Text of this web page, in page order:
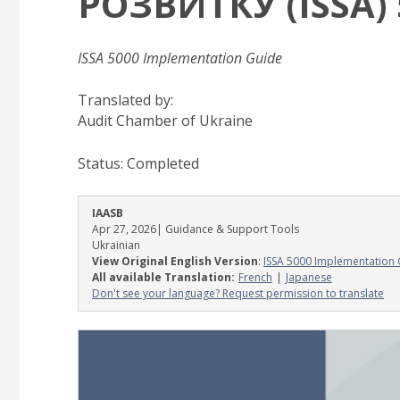
ISSA 5000 Implementation Guide
Translated by:
Audit Chamber of Ukraine
Status: Completed
IAASB
Apr 27, 2026| Guidance & Support Tools
Ukrainian
View Original English Version: ISSA 5000 Implementation
All available Translation: French
Japanese
Don't see your language? Request permission to translate